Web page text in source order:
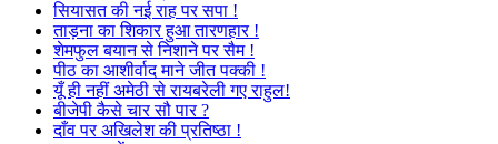
सियासत की नई राह पर सपा !
ताड़ना का शिकार हुआ तारणहार !
शेमफुल बयान से निशाने पर सैम !
पीठ का आशीर्वाद माने जीत पक्की !
यूँ ही नहीं अमेठी से रायबरेली गए राहुल!
बीजेपी कैसे चार सौ पार ?
दाँव पर अखिलेश की प्रतिष्ठा !